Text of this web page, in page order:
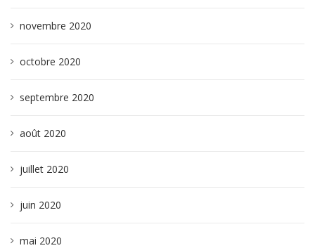
novembre 2020
octobre 2020
septembre 2020
août 2020
juillet 2020
juin 2020
mai 2020